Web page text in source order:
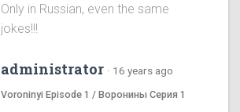
Only in Russian, even the same
jokes!!!
administrator · 16 years ago
Voroninyi Episode 1 / Воронины Серия 1